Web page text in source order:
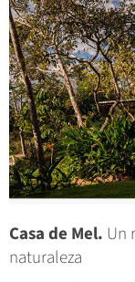
Casa de Mel. Un
naturaleza